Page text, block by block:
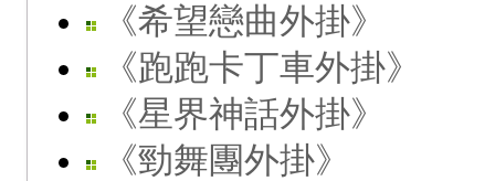
《希望戀曲外掛》
《跑跑卡丁車外掛》
《星界神話外掛》
《勁舞團外掛》